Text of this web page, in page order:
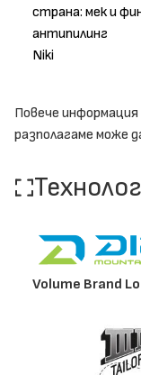
страна: мек и
антипилинг
Niki
Повече
разполагаме може
Volume Brand